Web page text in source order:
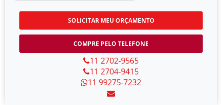
SOLICITAR MEU ORÇAMENTO
COMPRE PELO TELEFONE
11 2702-9565
11 2704-9415
11 99275-7232